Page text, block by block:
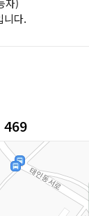
자)
니다.
469